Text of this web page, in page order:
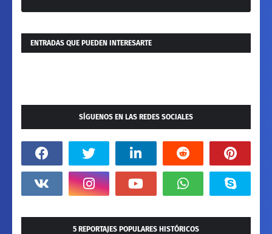
ENTRADAS QUE PUEDEN INTERESARTE
SÍGUENOS EN LAS REDES SOCIALES
5 REPORTAJES POPULARES HISTÓRICOS